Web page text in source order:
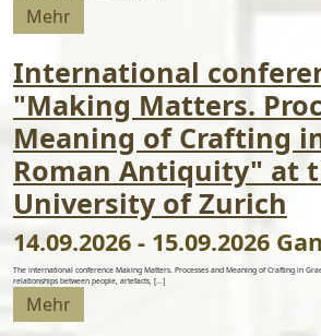
Mehr
International
"Making Matters.
Meaning of Crafting
Roman Antiquity" at
University of Zurich
14.09.2026 - 15.09.2026
The international conference Making Matters. Processes and Meaning of Crafting in
relationships between people, artefacts, [...]
Mehr